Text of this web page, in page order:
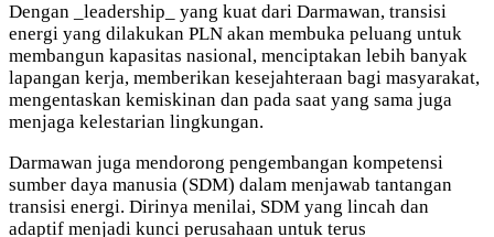
Dengan _leadership_ yang kuat dari Darmawan, transisi
energi yang dilakukan PLN akan membuka peluang untuk
membangun kapasitas nasional, menciptakan lebih banyak
lapangan kerja, memberikan kesejahteraan bagi masyarakat,
mengentaskan kemiskinan dan pada saat yang sama juga
menjaga kelestarian lingkungan.
Darmawan juga mendorong pengembangan kompetensi
sumber daya manusia (SDM) dalam menjawab tantangan
transisi energi. Dirinya menilai, SDM yang lincah dan
adaptif menjadi kunci perusahaan untuk terus